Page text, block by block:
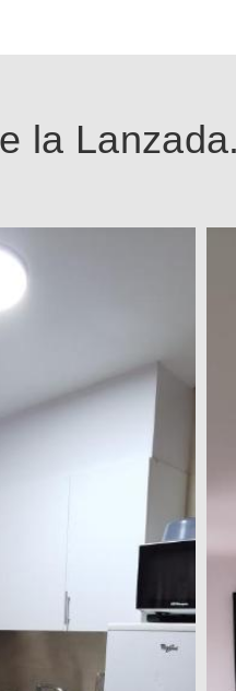
la Lanzada.